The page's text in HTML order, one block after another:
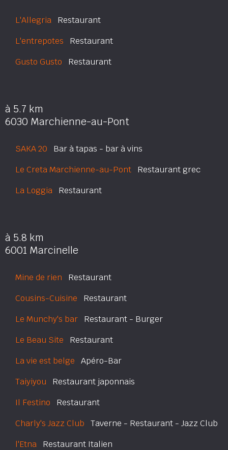
L'Allegria Restaurant
L'entrepotes Restaurant
Gusto Gusto Restaurant
à 5.7 km
6030 Marchienne-au-Pont
SAKA 20 Bar à tapas - bar à vins
Le Creta Marchienne-au-Pont Restaurant grec
La Loggia Restaurant
à 5.8 km
6001 Marcinelle
Mine de rien Restaurant
Cousins-Cuisine Restaurant
Le Munchy's bar Restaurant - Burger
Le Beau Site Restaurant
La vie est belge Apéro-Bar
Taiyiyou Restaurant japonnais
Il Festino Restaurant
Charly's Jazz Club Taverne - Restaurant - Jazz Club
l'Etna Restaurant Italien